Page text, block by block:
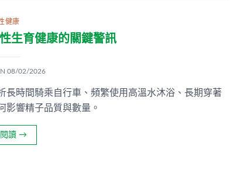
健康
生育健康的關鍵警訊
08/02/2026
時間騎乘自行車、頻繁使用高溫水沐浴、長期穿著
影響精子品質與數量。
讀 →